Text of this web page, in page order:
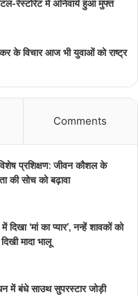
रेस्टोरेंट में अनिवार्य हुआ मुफ्त
के विचार आज भी युवाओं को राष्ट्र
Comments
प्रशिक्षण: जीवन कौशल के
की सोच को बढ़ावा
दिखा ‘मां का प्यार’, नन्हें शावकों को
मादा भालू
में बंधे साउथ सुपरस्टार जोड़ी